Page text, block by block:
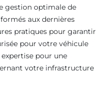
gestion optimale de
aux dernières
pratiques pour garantir
pour votre véhicule
pour une
votre infrastructure